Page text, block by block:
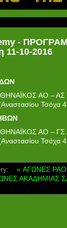
-
11-10-2016
ΑΟ –
Τσόχα
ΑΟ –
Τσόχα
« ΑΓΩΝΕΣ PAO
ΑΚΑΔΗΜΙΑΣ